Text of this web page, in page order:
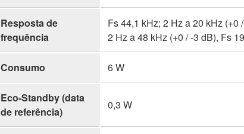
Resposta de
frequência
Fs 44,1 kHz; 2 Hz a 20 kHz (+0
2 Hz a 48 kHz (+0 / -3 dB), Fs
Consumo 6 W
Eco-Standby (data
de referência)
0,3 W